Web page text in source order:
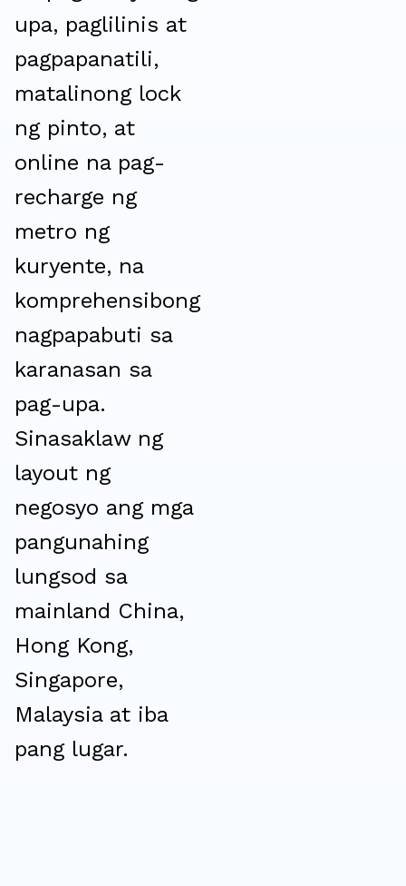
upa, paglilinis at
pagpapanatili,
matalinong lock
ng pinto, at
online na pag-
recharge ng
metro ng
kuryente, na
komprehensibong
nagpapabuti sa
karanasan sa
pag-upa.
Sinasaklaw ng
layout ng
negosyo ang mga
pangunahing
lungsod sa
mainland China,
Hong Kong,
Singapore,
Malaysia at iba
pang lugar.